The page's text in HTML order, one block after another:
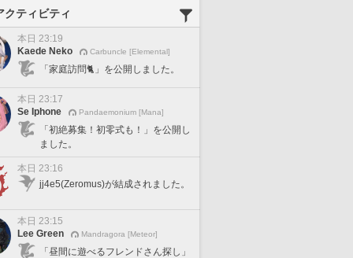
クティビティ
本日 23:19
Kaede Neko
Carbuncle [Elemental]
「家庭訪問🐈」を公開しました。
本日 23:17
Se Iphone
Pandaemonium [Mana]
「初絶募集！初零式も！」を公開し
ました。
本日 23:16
jj4e5(Zeromus)が結成されました。
本日 23:15
Lee Green
Mandragora [Meteor]
「昼間に遊べるフレンドさん探し」